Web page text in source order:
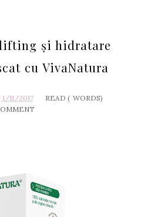
și hidratare
cu VivaNatura
1/11/2017 READ ( WORDS)